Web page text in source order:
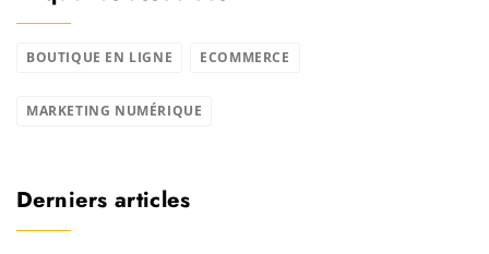
BOUTIQUE EN LIGNE ECOMMERCE
MARKETING NUMÉRIQUE
Derniers articles